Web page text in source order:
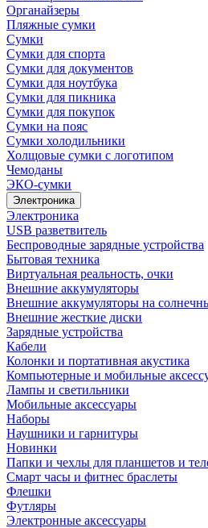
Органайзеры
Пляжные сумки
Сумки
Сумки для спорта
Сумки для документов
Сумки для ноутбука
Сумки для пикника
Сумки для покупок
Сумки на пояс
Сумки холодильники
Холщовые сумки с логотипом
Чемоданы
ЭКО-сумки
Электроника
Электроника
USB разветвитель
Беспроводные зарядные устройства
Бытовая техника
Виртуальная реальность, очки
Внешние аккумуляторы
Внешние аккумуляторы на
Внешние жесткие диски
Зарядные устройства
Кабели
Колонки и портативная акустика
Компьютерные и мобильные
Лампы и светильники
Мобильные аксессуары
Наборы
Наушники и гарнитуры
Новинки
Папки и чехлы для планшетов и
Смарт часы и фитнес браслеты
Флешки
Футляры
Электронные аксессуары